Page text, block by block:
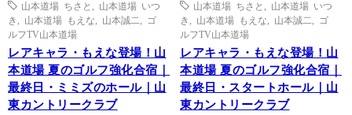
山本道場 ちさと
山本道場 いつ
き
山本道場 もえな 山本誠二
ゴ
ルフTV山本道場
レアキャラ・もえな登場！山
本道場 夏のゴルフ強化合宿｜
最終日・ミミズのホール｜山
東カントリークラブ
山本道場 ちさと
山本道場 いつ
き
山本道場 もえな 山本誠二
ゴ
ルフTV山本道場
レアキャラ・もえな登場！山
本道場 夏のゴルフ強化合宿｜
最終日・スタートホール｜山
東カントリークラブ